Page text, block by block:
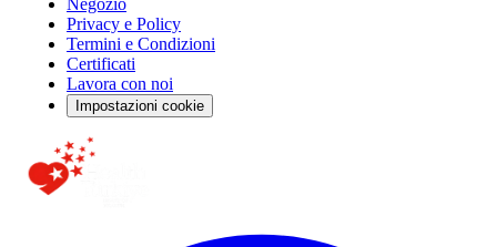
Privacy e Policy
Termini e Condizioni
Certificati
Lavora con noi
Impostazioni cookie